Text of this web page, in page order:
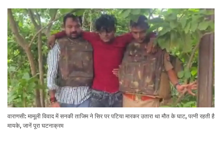
वाराणसी: मामूली विवाद में सनकी ताजिम ने सिर पर पटिया मारकर उतारा था मौत के घाट, पत्नी रहती है
मायके, जानें पूरा घटनाक्रम